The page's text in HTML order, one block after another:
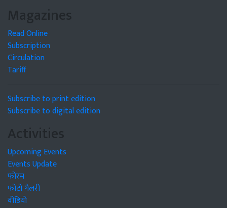
Magazines
Read Online
Subscription
Circulation
Tariff
Subscribe to print edition
Subscribe to digital edition
Activities
Upcoming Events
Events Update
फोरम
फोटो गैलरी
वीडियो